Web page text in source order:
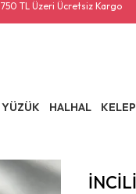
750 TL Üzeri Ücretsiz Kargo
YÜZÜK HALHAL